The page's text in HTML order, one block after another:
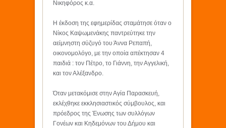
Νικηφόρος κ.α.
Η έκδοση της εφημερίδας σταμάτησε όταν ο
Νίκος Καψωμενάκης παντρεύτηκε την
αείμνηστη σύζυγό του Άννα Ρεπαπή,
οικονομολόγο, με την οποία απέκτησαν 4
παιδιά : τον Πέτρο, το Γιάννη, την Αγγελική,
και τον Αλέξανδρο.
Όταν μετακόμισε στην Αγία Παρασκευή,
εκλέχθηκε εκκλησιαστικός σύμβουλος, και
πρόεδρος της Ένωσης των συλλόγων
Γονέων και Κηδεμόνων του Δήμου και